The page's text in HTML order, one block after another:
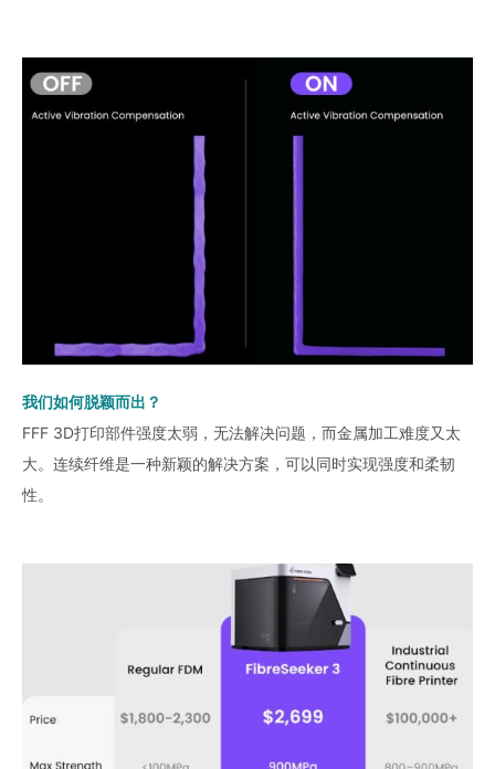
我们如何脱颖而出？
FFF 3D打印部件强度太弱，无法解决问题，而金属加工难度又太
大。连续纤维是一种新颖的解决方案，可以同时实现强度和柔韧
性。